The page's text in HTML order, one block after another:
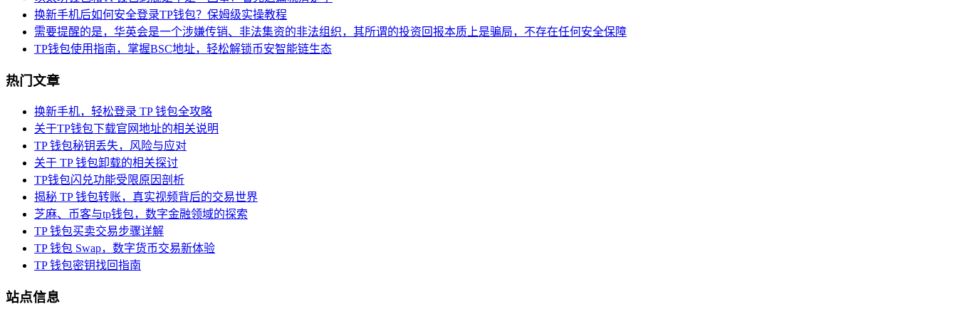
换新手机后如何安全登录TP钱包？保姆级实操教程
需要提醒的是，华英会是一个涉嫌传销、非法集资的非法组织，其所谓的投资回报本质上是骗局，不存在任何安全保障
TP钱包使用指南，掌握BSC地址，轻松解锁币安智能链生态
热门文章
换新手机，轻松登录 TP 钱包全攻略
关于TP钱包下载官网地址的相关说明
TP 钱包秘钥丢失，风险与应对
关于 TP 钱包卸载的相关探讨
TP钱包闪兑功能受限原因剖析
揭秘 TP 钱包转账，真实视频背后的交易世界
芝麻、币客与tp钱包，数字金融领域的探索
TP 钱包买卖交易步骤详解
TP 钱包 Swap，数字货币交易新体验
TP 钱包密钥找回指南
站点信息